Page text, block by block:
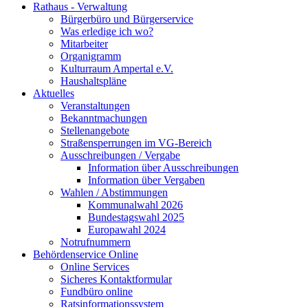
Rathaus - Verwaltung
Bürgerbüro und Bürgerservice
Was erledige ich wo?
Mitarbeiter
Organigramm
Kulturraum Ampertal e.V.
Haushaltspläne
Aktuelles
Veranstaltungen
Bekanntmachungen
Stellenangebote
Straßensperrungen im VG-Bereich
Ausschreibungen / Vergabe
Information über Ausschreibungen
Information über Vergaben
Wahlen / Abstimmungen
Kommunalwahl 2026
Bundestagswahl 2025
Europawahl 2024
Notrufnummern
Behördenservice Online
Online Services
Sicheres Kontaktformular
Fundbüro online
Ratsinformationssystem